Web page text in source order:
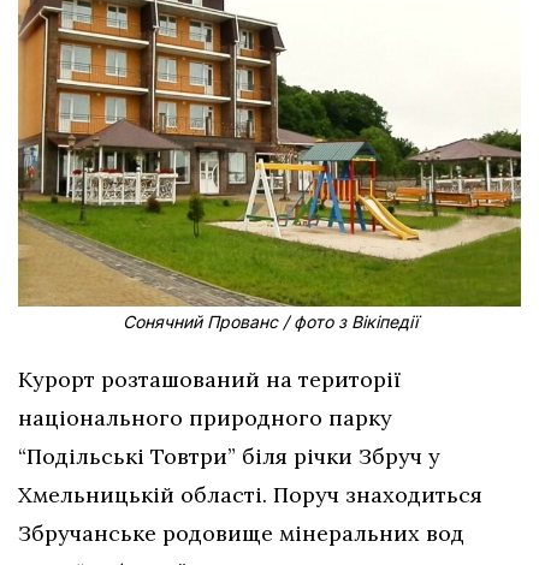
Сонячний Прованс / фото з Вікіпедії
Курорт розташований на території
національного природного парку
“Подільські Товтри” біля річки Збруч у
Хмельницькій області. Поруч знаходиться
Збручанське родовище мінеральних вод